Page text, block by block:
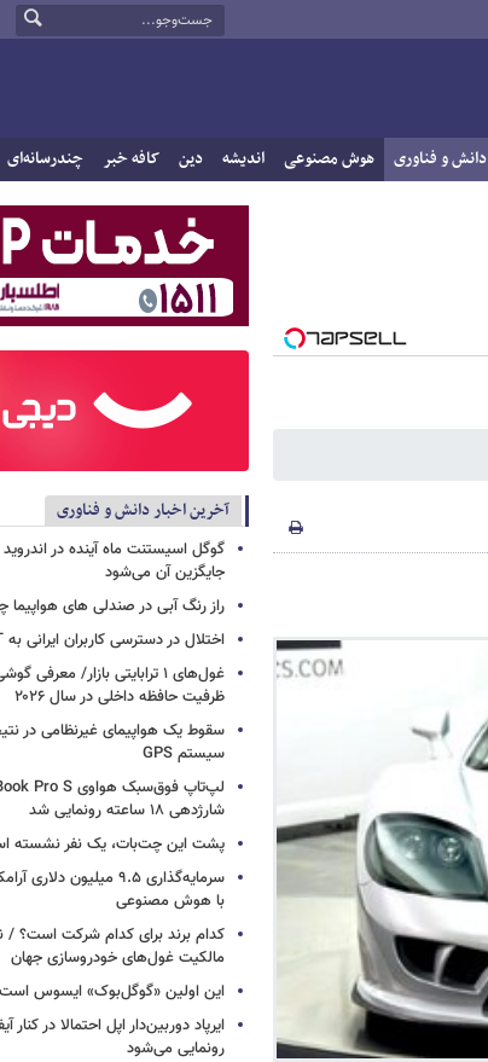
دانش و فناوری هوش مصنوعی اندیشه دین کافه خبر چندرسانه‌ای
آخرین اخبار دانش و فناوری
گوگل اسیستنت ماه آینده در
جایگزین آن می‌شود
راز رنگ آبی در صندلی های
اختلال در دسترسی کاربران ایرانی به ChatGPT
غول‌های ۱ ترابایتی بازار/
ظرفیت حافظه داخلی در سال ۲۰۲۶
سقوط یک هواپیمای غیرنظامی در
سیستم‌ GPS
شارژدهی ۱۸ ساعته رونمایی شد
پشت این چت‌بات، یک نفر نشسته
سرمایه‌گذاری ۹.۵ میلیون
با هوش مصنوعی
کدام برند برای کدام شرکت است؟ /
مالکیت غول‌های خودروسازی جهان
این اولین «گوگل‌بوک» ایسوس است
رونمایی می‌شود